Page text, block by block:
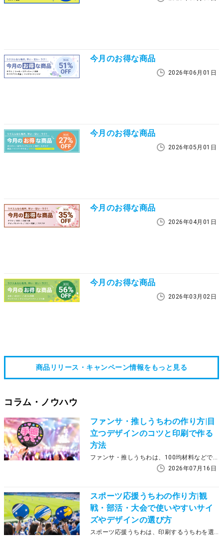
今月のお得な商品
2026年06月01日
今月のお得な商品
2026年05月01日
今月のお得な商品
2026年04月01日
今月のお得な商品
2026年03月02日
商品リリース・キャンペーン情報をもっと見る
コラム・ノウハウ
ファンサ・推しうちわの作り方|目
立つデザインのコツと印刷で作る
方法
ファンサ・推しうちわは、100均材料などで手作りする方法のほか、デザインデータを作って印刷サービスで仕上げる方法もあります。1枚だけ作るなら手作り、複数枚をきれいにそろえたい場合や両面デザインにしたい場合は、印刷での作成も検討しやすい方法です。 この記事では、ファンサ・推しうちわの基本的な作り方、目立つ文字や配色のコツ、サイズ選び、作成前に確認したい注意点を整理します。手作りと印刷サービスの違いを比べながら、ライブやイベントに向けて自分に合う作り方を選びましょう。
2026年07月16日
スポーツ応援うちわの作り方|観
戦・部活・大会で使いやすいサイ
ズやデザインの選び方
スポーツ応援うちわは、印刷するうちわを選び、デザインを決め、印刷業者に発注する流れで作成できます。野球やサッカー、バスケットボールなどの観戦、部活・サークルの試合応援、体育祭や大会の応援グッズとして使う場合は、サイズ・デザイン・必要部数・納期を先に整理しておくことが大切です。